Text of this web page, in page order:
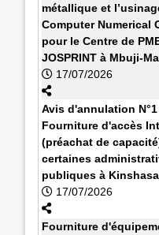
métallique et
Computer Numerical
pour le Centre de
JOSPRINT à Mbuji-
17/07/2026
Avis d'annulation N°1
Fourniture d'accès
(préachat de
certaines
publiques à Kinshasa
17/07/2026
Fourniture